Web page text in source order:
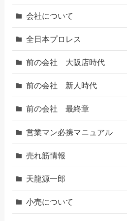
会社について
全日本プロレス
前の会社 大阪店時代
前の会社 新人時代
前の会社 最終章
営業マン必携マニュアル
売れ筋情報
天龍源一郎
小売について